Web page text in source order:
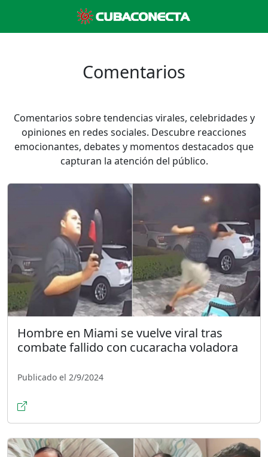
Comentarios
Comentarios sobre tendencias virales, celebridades y
opiniones en redes sociales. Descubre reacciones
emocionantes, debates y momentos destacados que
capturan la atención del público.
Hombre en Miami se vuelve viral tras
combate fallido con cucaracha voladora
Publicado el 2/9/2024